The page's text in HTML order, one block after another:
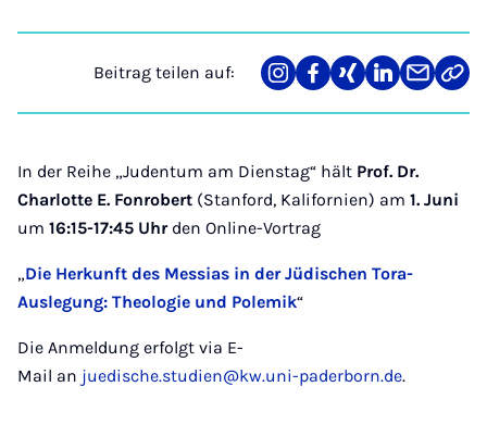
Beitrag teilen auf:
Teilen
auf
Teilen
auf
Teilen
auf
Teilen
auf
Teilen
über
Link
In der Reihe „Judentum am Dienstag“ hält Prof. Dr.
Charlotte E. Fonrobert (Stanford, Kalifornien) am 1. Juni
um 16:15-17:45 Uhrden Online-Vortrag
„Die Herkunft des Messias in der Jüdischen Tora-
Auslegung: Theologie und Polemik“
Die Anmeldung erfolgt via E-
Mail an juedische.studien@kw.uni-paderborn.de.